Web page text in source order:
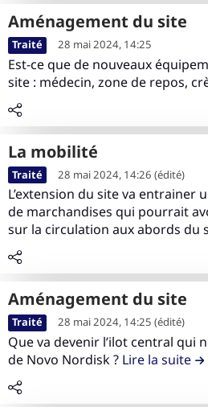
v
i
e
r
d
e
r
o
i
s
s
a
c
e
p
o
u
r
l
i
t
é
e
n
v
i
r
n
n
e
m
e
n
t
i
b
u
t
o
E
c
o
l
o
g
e
-
c
y
c
l
d
e
l
a
c
o
t
r
i
b
u
i
n
f
o
r
m
a
c
o
n
t
e
n
u
d
e
l
a
c
o
t
r
i
b
u
t
aménagement du site
L
i
r
e
l
c
o
n
t
e
n
d
e
l
a
c
o
Traité 28 mai 2024, 14:25
Est-ce que de nouveaux
site : médecin, zone de repos,
La mobilité
L
i
r
e
l
e
c
o
n
t
e
n
Traité 28 mai 2024, 14:26(édité)
L’extension du site va
de marchandises qui pourrait
sur la circulation aux abords du
aménagement du site
L
i
r
e
l
Traité 28 mai 2024, 14:25(édité)
Que va devenir l’ilot central qui
de Novo Nordisk ? Lire la suite